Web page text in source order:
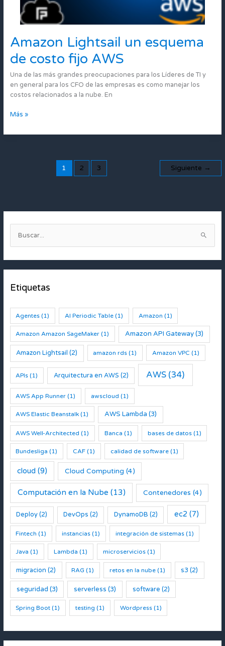
Amazon Lightsail un esquema
de costo fijo AWS
Una de las más grandes preocupaciones para los Líderes de TI y
en general para los CFO de las empresas es como manejar los
costos relacionados a la nube. En
Amazon
Lightsail
un
de
costo
fijo
Más »
1 2 3 Siguiente →
u
s
aEtiquetas
Agentes (1) AI Periodic Table (1) Amazon (1)
Amazon Amazon SageMaker (1) Amazon API Gateway(3)
Amazon Lightsail (2) amazon rds (1) Amazon VPC (1)
APIs (1) Arquitectura en AWS (2) AWS (34)
AWS App Runner (1) awscloud (1)
AWS Elastic Beanstalk (1) AWS Lambda (3)
AWS Well-Architected (1) Banca (1) bases de datos(1)
Bundesliga (1) CAF (1) calidad de software(1)
cloud (9) Cloud Computing (4)
Computación en la Nube (13) Contenedores (4)
Deploy(2) DevOps (2) DynamoDB (2) ec2 (7)
Fintech (1) instancias (1) integración de sistemas(1)
Java (1) Lambda (1) microservicios(1)
migracion (2) RAG (1) retos en la nube(1) s3 (2)
seguridad (3) serverless (3) software (2)
Spring Boot (1) testing (1) Wordpress(1)